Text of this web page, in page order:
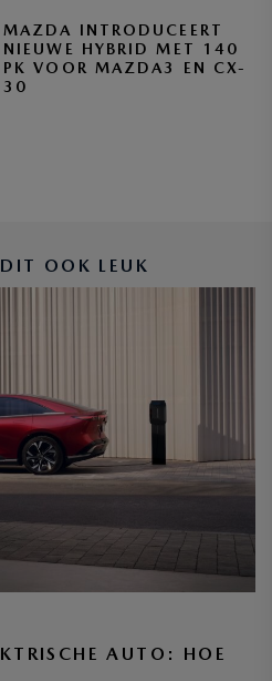
MAZDA INTRODUCEERT
NIEUWE HYBRID MET 140
PK VOOR MAZDA3 EN CX-
30
OOK LEUK
AUTO: HOE